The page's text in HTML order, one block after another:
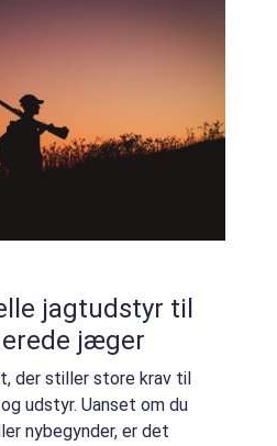
jagtudstyr til
jæger
der stiller store krav til
udstyr. Uanset om du
nybegynder, er det